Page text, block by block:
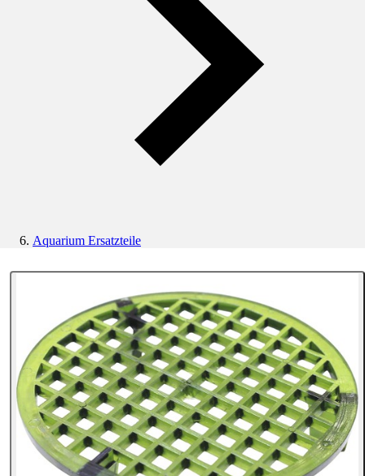
Aquarium Ersatzteile